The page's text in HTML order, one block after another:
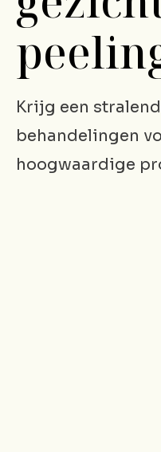
Krijg een
behandelingen
hoogwaardige